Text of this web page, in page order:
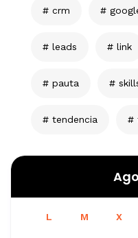
crm
leads link
pauta
tendencia
L M X